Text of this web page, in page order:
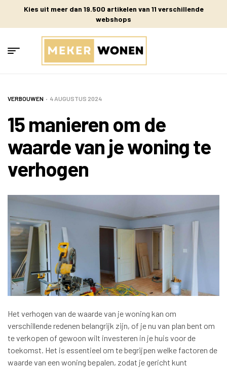
Kies uit meer dan 19.500 artikelen van 11 verschillende
webshops
VERBOUWEN 4 AUGUSTUS 2024
15 manieren om de
waarde van je woning te
verhogen
Het verhogen van de waarde van je woning kan om
verschillende redenen belangrijk zijn, of je nu van plan bent om
te verkopen of gewoon wilt investeren in je huis voor de
toekomst. Het is essentieel om te begrijpen welke factoren de
waarde van een woning bepalen, zodat je gericht kunt